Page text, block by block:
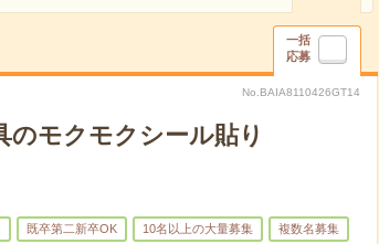
一括
応募
No.BAIA8110426GT14
のモクモクシール貼り
既卒第二新卒OK 10名以上の大量募集 複数名募集